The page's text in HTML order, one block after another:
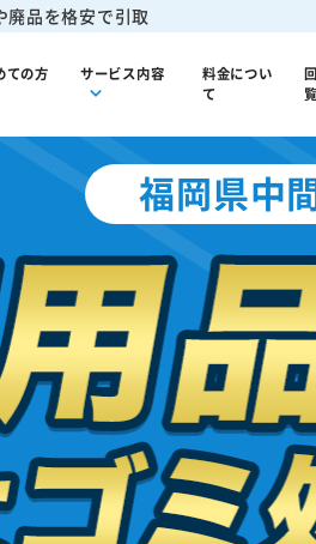
廃品を格安で引取
ての方 サービス内容
料金につい
て
覧
福岡県中